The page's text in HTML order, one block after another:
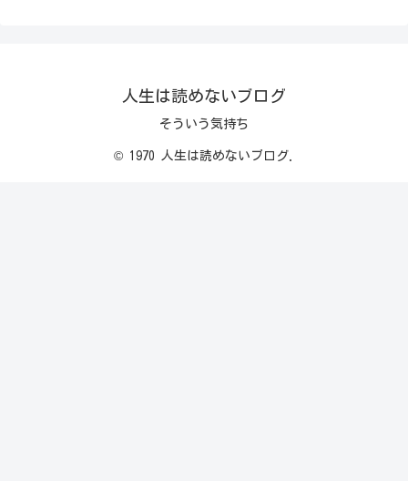
人生は読めないブログ
そういう気持ち
© 1970 人生は読めないブログ.